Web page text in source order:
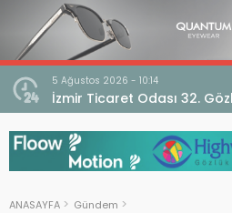
5 Ağustos 2026 - 10:14
İzmir Ticaret Odası 32.
TEBD II DigitaliSME Dijital
ANASAYFA
Gündem